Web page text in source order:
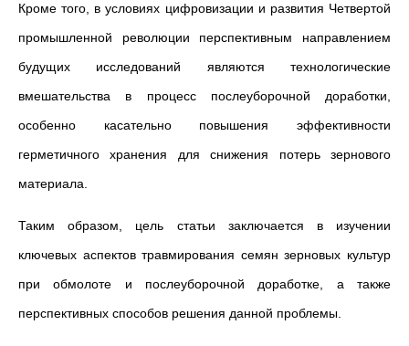
Кроме того, в условиях цифровизации и развития Четвертой
промышленной революции перспективным направлением
будущих исследований являются технологические
вмешательства в процесс послеуборочной доработки,
особенно касательно повышения эффективности
герметичного хранения для снижения потерь зернового
материала.
Таким образом, цель статьи заключается в изучении
ключевых аспектов травмирования семян зерновых культур
при обмолоте и послеуборочной доработке, а также
перспективных способов решения данной проблемы.